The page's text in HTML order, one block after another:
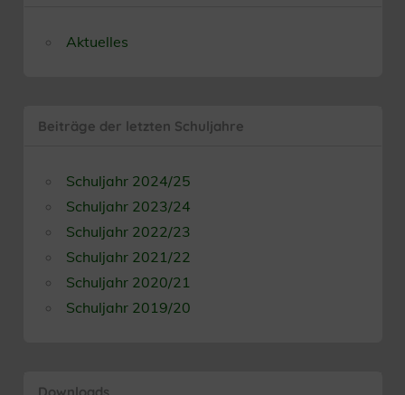
Aktuelles
Beiträge der letzten Schuljahre
Schuljahr 2024/25
Schuljahr 2023/24
Schuljahr 2022/23
Schuljahr 2021/22
Schuljahr 2020/21
Schuljahr 2019/20